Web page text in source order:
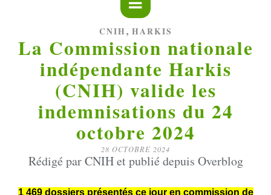
CNIH , HARKIS
La Commission nationale
indépendante Harkis
(CNIH) valide les
indemnisations du 24
octobre 2024
28 OCTOBRE 2024
Rédigé par CNIH et publié depuis Overblog
1 469 dossiers présentés ce jour en commission de